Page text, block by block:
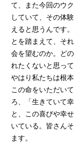
て、また今回のウ
していて、その体
えると思うんです
とを踏まえて、そ
会を望むのか。ど
れたくないと思って
やはり私たちは根
この命をいただい
ろ、「生きていて
と、この喜びや幸
いている。皆さん
ます。